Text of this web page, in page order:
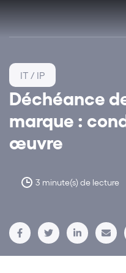
Déchéance
marque :
œuvre
3 minute(s) de lecture
IT / IP